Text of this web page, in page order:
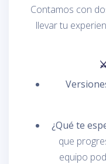
Contamos con
llevar tu
¿Qué te
que
equipo